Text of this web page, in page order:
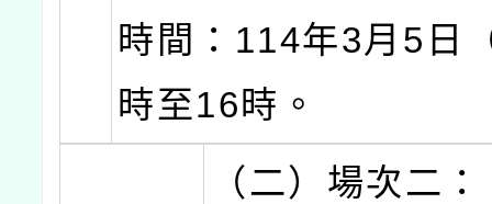
時間：114年3月5日
時至16時。
（二）場次二：